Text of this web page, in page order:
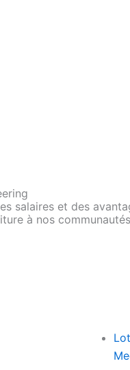
&
salaires et des
à nos